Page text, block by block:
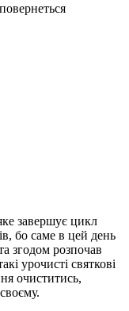
завершує цикл
бо саме в цей день
згодом розпочав
урочисті святкові
очиститись,